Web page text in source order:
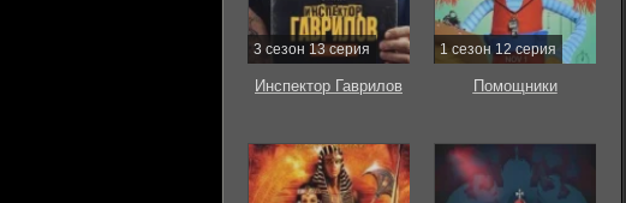
3 сезон 13 серия
Инспектор Гаврилов
1 сезон 12 серия
Помощники